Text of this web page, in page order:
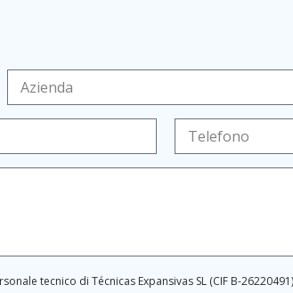
tecnico di Técnicas Expansivas SL (CIF B-­